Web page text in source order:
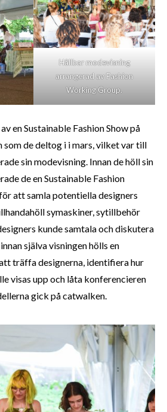
Hållbar modevisning
arrangerad av Fashion
Working Group.
en Sustainable Fashion Show på
som de deltog i i mars, vilket var till
sin modevisning. Innan de höll sin
de en Sustainable Fashion
att samla potentiella designers
symaskiner, sytillbehör
kunde samtala och diskutera
själva visningen hölls en
träffa designerna, identifiera hur
visas upp och låta konferencieren
gick på catwalken.